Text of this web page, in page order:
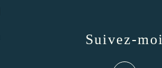
Suivez-moi